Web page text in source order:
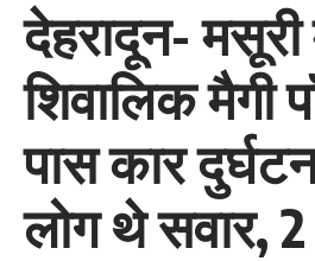
देहरादून- मसूरी
शिवालिक मैगी
पास कार
लोग थे सवार,